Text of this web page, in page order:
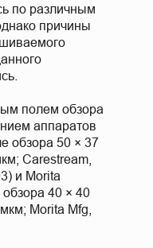
по различным
причины
полем обзора
аппаратов
обзора 50 × 37
Carestream,
и Morita
40 × 40
Morita Mfg,